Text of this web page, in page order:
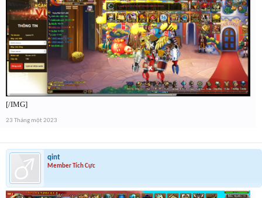
[/IMG]
23 Tháng một 2023
qint
Member Tích Cực